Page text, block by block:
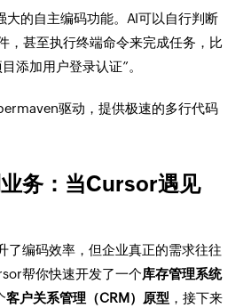
大的自主编码功能。AI可以自行判断
，甚至执行终端命令来完成任务，比
添加用户登录认证”。
驱动，提供极速的多行代码
务：当Cursor遇见
了编码效率，但企业真正的需求往往
帮你快速开发了一个库存管理系统
客户关系管理（CRM）原型 ，接下来